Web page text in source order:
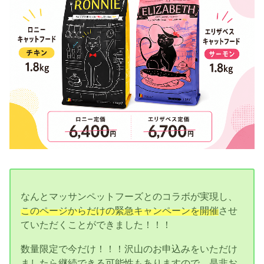
なんとマッサンペットフーズとのコラボが実現し、
このページからだけの緊急キャンペーンを開催させ
ていただくことができました！！！
数量限定で今だけ！！！沢山のお申込みをいただけ